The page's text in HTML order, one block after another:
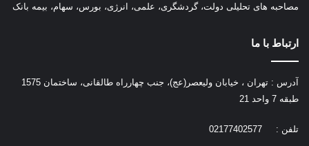
مصاحبه های تحلیلی دولت، گردشگری، علمی، انرژی، بورس، سهام، بیمه بانک
ارتباط با ما
آدرس : تهران ، خیابان ولیعصر(عج)، جنب چهارراه طالقانی، ساختمان 1575
طبقه 7 واحد 21
تلفن : 02177402577